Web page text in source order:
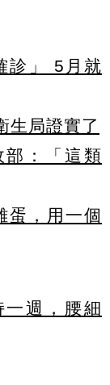
診」 5月就
生局證實了
部：「這類
蛋，用一個
週，腰細